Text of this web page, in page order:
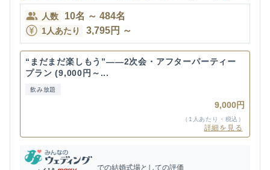
人数 10名 ～ 484名
1人あたり 3,795円 ～
“まだまだ楽しもう”——2次会・アフターパーティー
プラン (9,000円～...
飲み放題
9,000円
（1人あたり・税込）
詳細を見る
での結婚式場としての評価